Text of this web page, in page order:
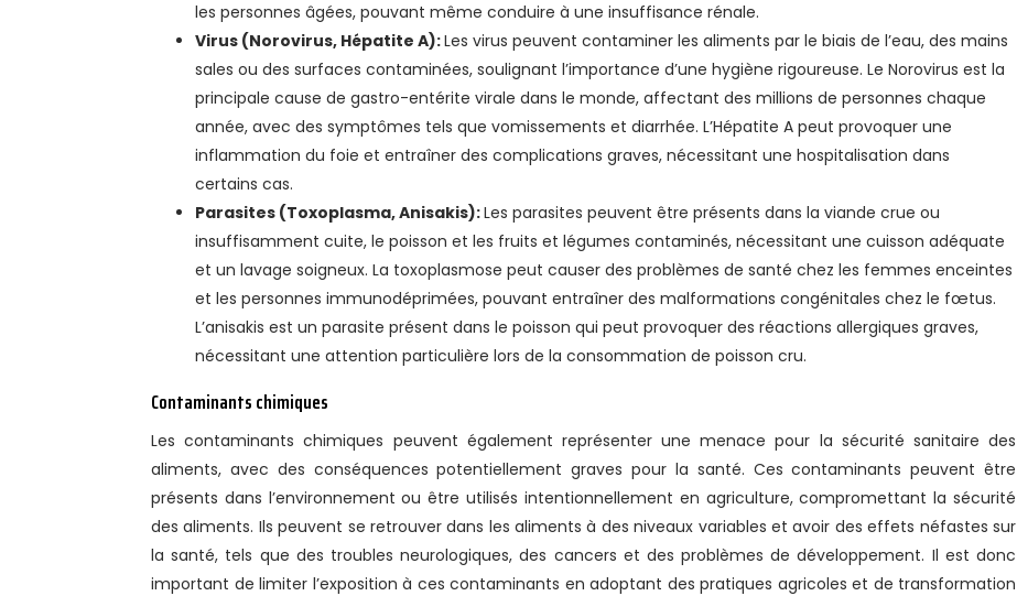
les personnes âgées, pouvant même conduire à une insuffisance rénale.
Virus (Norovirus, Hépatite A):Les virus peuvent contaminer les aliments par le biais de l’eau, des mains
sales ou des surfaces contaminées, soulignant l’importance d’une hygiène rigoureuse. Le Norovirus est la
principale cause de gastro-entérite virale dans le monde, affectant des millions de personnes chaque
année, avec des symptômes tels que vomissements et diarrhée. L’Hépatite A peut provoquer une
inflammation du foie et entraîner des complications graves, nécessitant une hospitalisation dans
certains cas.
Parasites (Toxoplasma, Anisakis):Les parasites peuvent être présents dans la viande crue ou
insuffisamment cuite, le poisson et les fruits et légumes contaminés, nécessitant une cuisson adéquate
et un lavage soigneux. La toxoplasmose peut causer des problèmes de santé chez les femmes enceintes
et les personnes immunodéprimées, pouvant entraîner des malformations congénitales chez le fœtus.
L’anisakis est un parasite présent dans le poisson qui peut provoquer des réactions allergiques graves,
nécessitant une attention particulière lors de la consommation de poisson cru.
Contaminants chimiques
Les contaminants chimiques peuvent également représenter une menace pour la sécurité sanitaire des
aliments, avec des conséquences potentiellement graves pour la santé. Ces contaminants peuvent être
présents dans l’environnement ou être utilisés intentionnellement en agriculture, compromettant la sécurité
des aliments. Ils peuvent se retrouver dans les aliments à des niveaux variables et avoir des effets néfastes sur
la santé, tels que des troubles neurologiques, des cancers et des problèmes de développement. Il est donc
important de limiter l’exposition à ces contaminants en adoptant des pratiques agricoles et de transformation